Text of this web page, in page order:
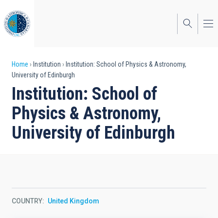
to
main
content
Breadcrumb
Home Institution
Institution: School of Physics & Astronomy,
University of Edinburgh
Institution: School of
Physics & Astronomy,
University of Edinburgh
COUNTRY United Kingdom